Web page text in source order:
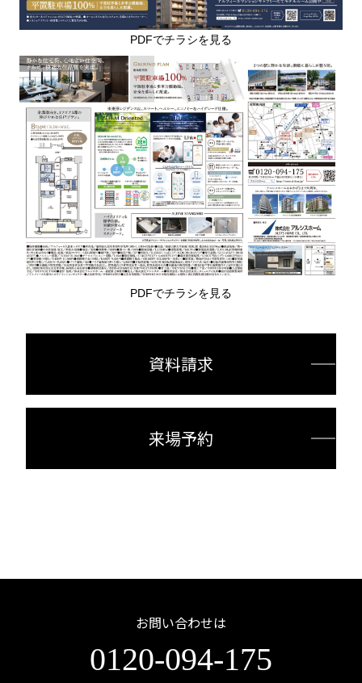
PDFでチラシを見る
PDFでチラシを見る
資料請求
来場予約
お問い合わせは
0120-094-175